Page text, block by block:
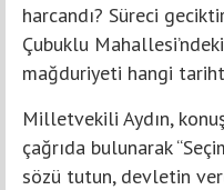
harcandı? Süreci
Çubuklu
mağduriyeti hangi
Milletvekili Aydın,
çağrıda bulunarak
sözü tutun, devletin